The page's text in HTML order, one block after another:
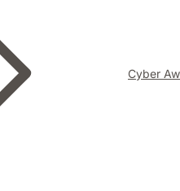
Cyber